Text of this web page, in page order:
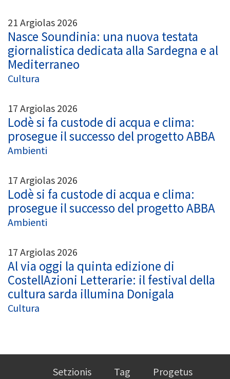
21 Argiolas 2026
Nasce Soundinia: una nuova testata
giornalistica dedicata alla Sardegna e al
Mediterraneo
Cultura
17 Argiolas 2026
Lodè si fa custode di acqua e clima:
prosegue il successo del progetto ABBA
Ambienti
17 Argiolas 2026
Lodè si fa custode di acqua e clima:
prosegue il successo del progetto ABBA
Ambienti
17 Argiolas 2026
Al via oggi la quinta edizione di
CostellAzioni Letterarie: il festival della
cultura sarda illumina Donigala
Cultura
Setzionis Tag Progetus